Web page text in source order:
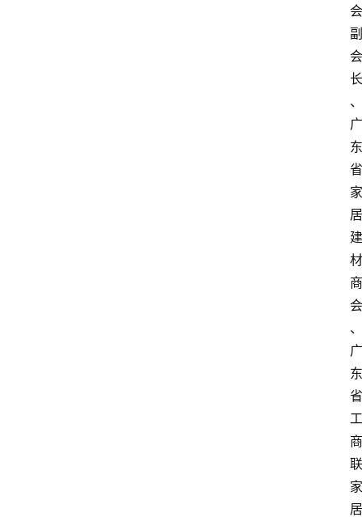
会
副
会
长
、
广
东
省
家
居
建
材
商
会
、
广
东
省
工
商
联
家
居